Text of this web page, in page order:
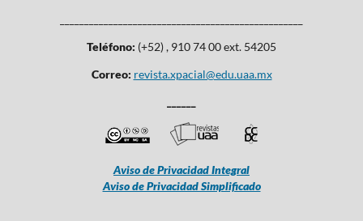
Teléfono: (+52) , 910 74 00 ext. 54205
Correo: revista.xpacial@edu.uaa.mx
Aviso de Privacidad Integral
Aviso de Privacidad Simplificado